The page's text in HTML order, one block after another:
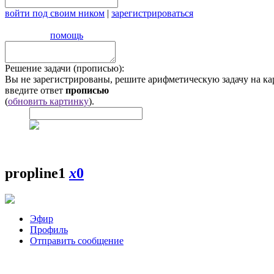
войти под своим ником | зарегистрироваться
помощь
Решение задачи (прописью):
Вы не зарегистрированы, решите арифметическую задачу на
введите ответ прописью
(обновить картинку).
propline1x0
Эфир
Профиль
Отправить сообщение